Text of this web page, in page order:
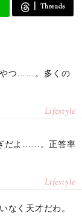
Threads
やつ……。多くの
Lifestyle
だよ……。正答率
Lifestyle
なく天才だわ。